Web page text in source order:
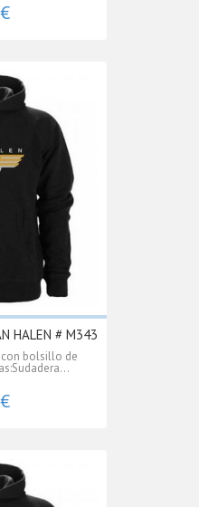
HALEN # M343
con bolsillo de